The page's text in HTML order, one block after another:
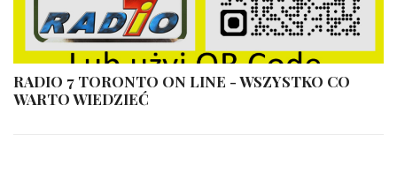
RADIO 7 TORONTO ON LINE - WSZYSTKO CO
WARTO WIEDZIEĆ